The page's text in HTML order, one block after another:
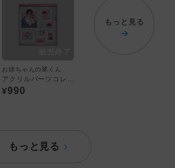
お姉ちゃんの翠くん
¥990
もっと見る
もっと見る